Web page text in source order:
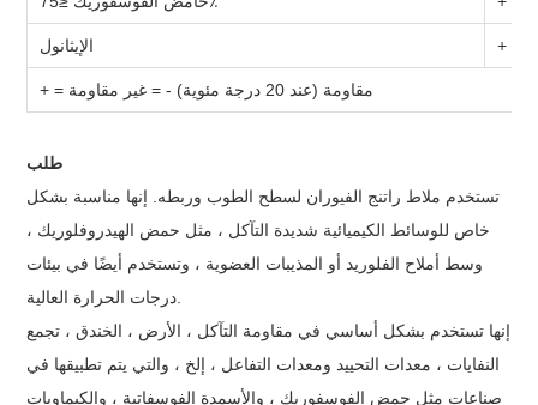
الإيثانول +
+ = مقاومة (عند 20 درجة مئوية) - = غير مقاومة
طلب
تستخدم ملاط ​​راتنج الفيوران لسطح الطوب وربطه. إنها مناسبة بشكل
خاص للوسائط الكيميائية شديدة التآكل ، مثل حمض الهيدروفلوريك ،
وسط أملاح الفلوريد أو المذيبات العضوية ، وتستخدم أيضًا في بيئات
إنها تستخدم بشكل أساسي في مقاومة التآكل ، الأرض ، الخندق ، تجمع
النفايات ، معدات التحييد ومعدات التفاعل ، إلخ ، والتي يتم تطبيقها في
صناعات مثل حمض الفوسفوريك ، والأسمدة الفوسفاتية ، والكيماويات